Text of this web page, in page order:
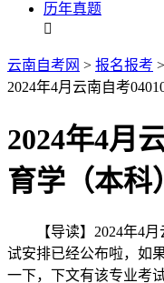
历年真题

云南自考网 > 报名报考 >
2024年4月云南自考
2024年4月
育学（本科
【导读】2024年4月
试安排已经公布啦，如
一下，下文有该专业考